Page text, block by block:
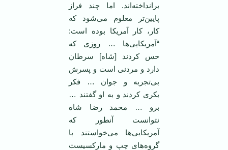
برانداخته‌اند. اما چند فراز
پایین‌تر معلوم می‌شود که
کار، کار آمریکا بوده است:
“آمریکایی‌ها … روزی که
حس کردند [شاه] سرطان
دارد و مردنی است و پسرش
بی‌تجربه و جوان … فکر
بکری کردند و به او گفتند …
برو … محمد رضا شاه
نتوانست آنطور که
آمریکایی‌ها می‌خواستند با
گروه‌های چپ و مارکسیست